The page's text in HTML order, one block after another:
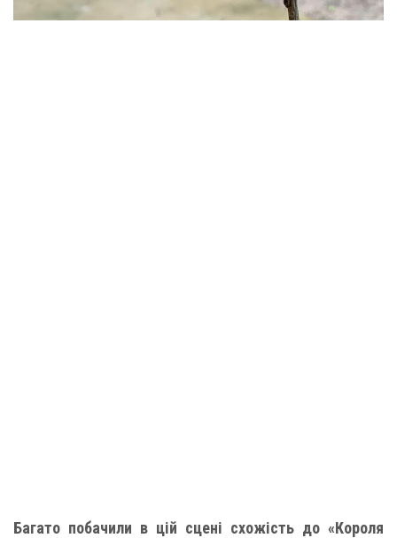
Багато побачили в цій сцені схожість до «Короля